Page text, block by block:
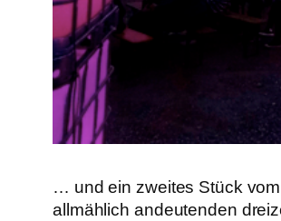
… und ein zweites Stück
allmählich andeutenden